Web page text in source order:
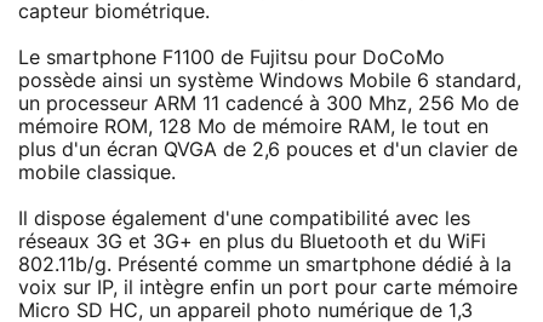
capteur biométrique.
Le smartphone F1100 de Fujitsu pour DoCoMo
possède ainsi un système Windows Mobile 6 standard,
un processeur ARM 11 cadencé à 300 Mhz, 256 Mo de
mémoire ROM, 128 Mo de mémoire RAM, le tout en
plus d'un écran QVGA de 2,6 pouces et d'un clavier de
mobile classique.
Il dispose également d'une compatibilité avec les
réseaux 3G et 3G+ en plus du Bluetooth et du WiFi
802.11b/g. Présenté comme un smartphone dédié à la
voix sur IP, il intègre enfin un port pour carte mémoire
Micro SD HC, un appareil photo numérique de 1,3